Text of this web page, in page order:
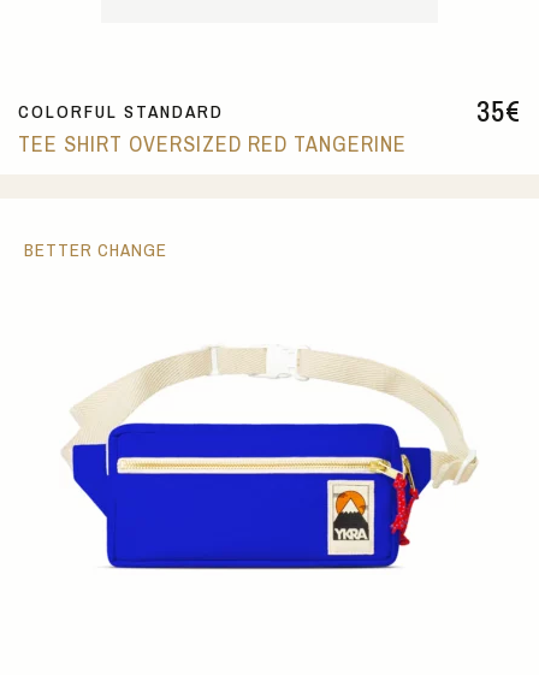
35€
COLORFUL STANDARD
TEE SHIRT OVERSIZED RED TANGERINE
BETTER CHANGE